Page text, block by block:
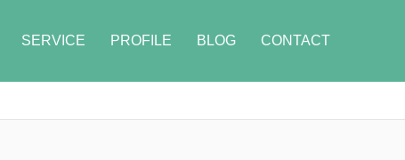
SERVICE PROFILE BLOG CONTACT